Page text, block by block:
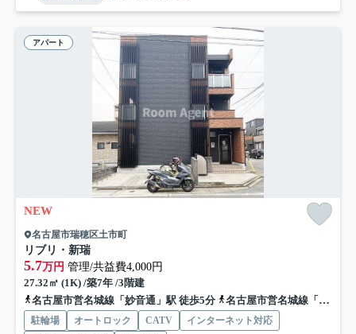
アパート
NEW
名古屋市瑞穂区土市町
リブリ・新瑞
5.7万円 管理/共益費4,000円
27.32㎡ (1K) /築7年 /3階建
名古屋市営名城線「妙音通」駅 徒歩5分
名古屋市営名城線「新瑞橋」駅 徒歩6分
駐輪場 オートロック CATV
インターネット対応